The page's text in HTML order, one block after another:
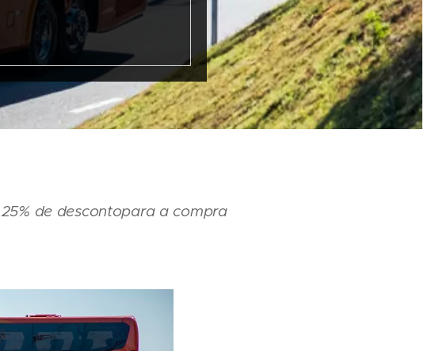
de descontopara a compra